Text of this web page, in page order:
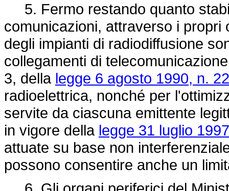
5. Fermo restando quanto
comunicazioni, attraverso i
degli impianti di radiodiffusione
collegamenti di
3, della legge 6 agosto 1990, n.
radioelettrica, nonché per
servite da ciascuna emittente
in vigore della legge 31 luglio
attuate su base non
possono consentire anche un